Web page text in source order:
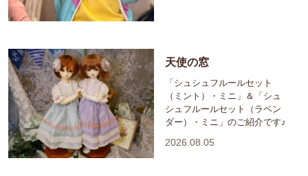
天使の窓
「シュシュフルールセット
（ミント）・ミニ」＆「シュ
シュフルールセット（ラベン
ダー）・ミニ」のご紹介です♪
2026.08.05